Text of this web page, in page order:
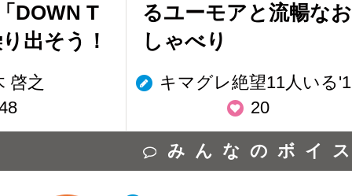
DOWN T
出そう！
啓之
るユーモアと流暢なお
しゃべり
キマグレ絶望11人いる
20
みんなのボイ